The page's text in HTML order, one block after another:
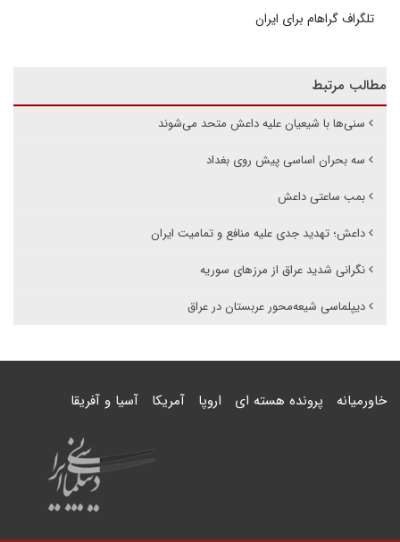
تلگراف گراهام برای ایران
مطالب مرتبط
سنی‌ها با شیعیان علیه داعش متحد می‌شوند
سه بحران اساسی پیش روی بغداد
بمب ساعتی داعش
داعش؛ تهدید جدی علیه منافع و تمامیت ایران
نگرانی شدید عراق از مرزهای سوریه
دیپلماسی شیعه‌محور عربستان در عراق
خاورمیانه پرونده هسته ای اروپا آمریکا آسیا و آفریقا